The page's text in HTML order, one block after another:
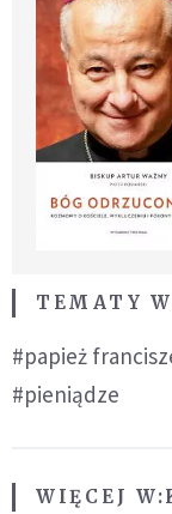
TEMATY
#papież
#pieniądze
WIĘCEJ W: